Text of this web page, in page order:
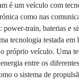
é um veículo com
como nas
power-train, baterias e
tecnologia testada em
próprio veículo. Uma
entre os
o sistema de